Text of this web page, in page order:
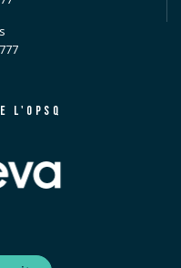
L'OPSQ